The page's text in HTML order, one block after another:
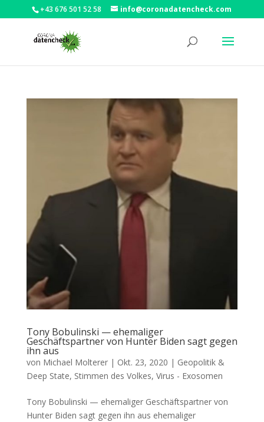
+43 676 501 52 58 info@coronadatencheck.com
Tony Bobulinski — ehemaliger
Geschäftspartner von Hunter Biden sagt gegen
ihn aus
von Michael Molterer| Okt. 23, 2020 | Geopolitik &
Deep State, Stimmen des Volkes, Virus - Exosomen
Tony Bobulinski — ehemaliger Geschäftspartner von
Hunter Biden sagt gegen ihn aus ehe­ma­li­ger